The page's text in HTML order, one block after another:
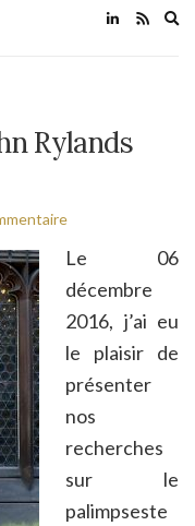
Rylands
Le 06
décembre
2016, j’ai eu
le plaisir de
présenter
nos
recherches
sur le
palimpseste